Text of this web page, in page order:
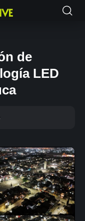
de
LED